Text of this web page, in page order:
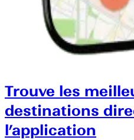
Trouve les
destinations
l’application